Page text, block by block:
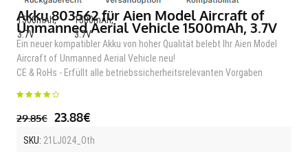
Akku 803562 für Aien Model Aircraft of
Unmanned Aerial Vehicle 1500mAh, 3.7V
Ein neuer kompatibler Akku von hoher Qualität belebt Ihr Aien Model
Aircraft of Unmanned Aerial Vehicle neu!
CE & RoHs - Erfüllt alle betriebssicherheitsrelevanten Vorgaben
29.85€ 23.88€
SKU: 21LJ024_Oth